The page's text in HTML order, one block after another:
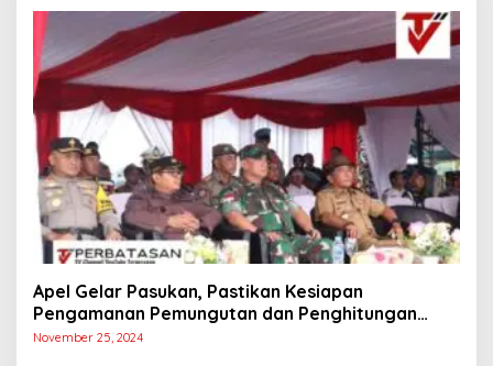
Apel Gelar Pasukan, Pastikan Kesiapan
Pengamanan Pemungutan dan Penghitungan
Suara
November 25, 2024